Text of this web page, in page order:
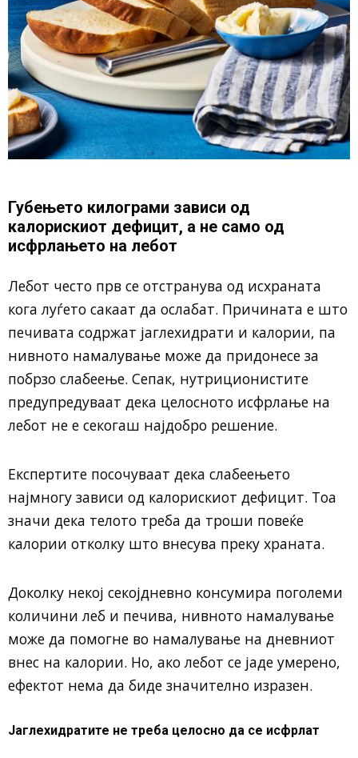
Губењето килограми зависи од
калорискиот дефицит, а не само од
исфрлањето на лебот
Лебот често прв се отстранува од исхраната
кога луѓето сакаат да ослабат. Причината е што
печивата содржат јаглехидрати и калории, па
нивното намалување може да придонесе за
побрзо слабеење. Сепак, нутриционистите
предупредуваат дека целосното исфрлање на
лебот не е секогаш најдобро решение.
Експертите посочуваат дека слабеењето
најмногу зависи од калорискиот дефицит. Тоа
значи дека телото треба да троши повеќе
калории отколку што внесува преку храната.
Доколку некој секојдневно консумира поголеми
количини леб и печива, нивното намалување
може да помогне во намалување на дневниот
внес на калории. Но, ако лебот се јаде умерено,
ефектот нема да биде значително изразен.
Јаглехидратите не треба целосно да се исфрлат